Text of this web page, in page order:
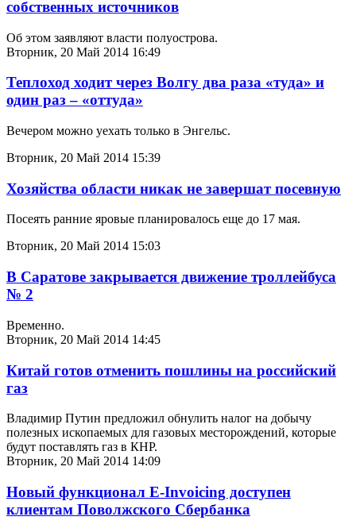
собственных источников
Об этом заявляют власти полуострова.
Вторник, 20 Май 2014 16:49
Теплоход ходит через Волгу два раза «туда» и
один раз – «оттуда»
Вечером можно уехать только в Энгельс.
Вторник, 20 Май 2014 15:39
Хозяйства области никак не завершат посевную
Посеять ранние яровые планировалось еще до 17 мая.
Вторник, 20 Май 2014 15:03
В Саратове закрывается движение троллейбуса
№ 2
Временно.
Вторник, 20 Май 2014 14:45
Китай готов отменить пошлины на российский
газ
Владимир Путин предложил обнулить налог на добычу
полезных ископаемых для газовых месторождений, которые
будут поставлять газ в КНР.
Вторник, 20 Май 2014 14:09
Новый функционал Е-Invoicing доступен
клиентам Поволжского Сбербанка